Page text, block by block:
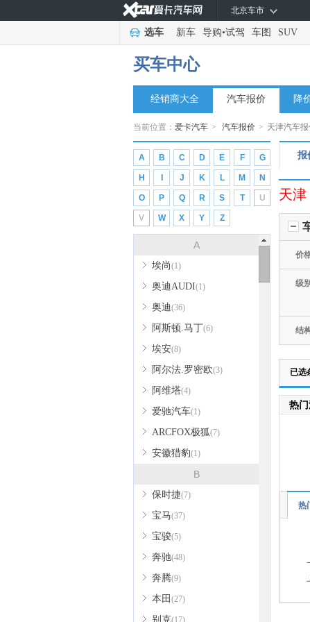
北京车市
选车 新车 导购•试驾 车图 SUV
买车中心
经销商大全 汽车报价 降
当前位置： 爱卡汽车 > 汽车报价 > 天津汽车报
A B C D E F G
H J K L M N
O P Q R S T U
V W X Y Z
A
埃尚(1)
奥迪AUDI(1)
奥迪(36)
阿斯顿.马丁(6)
埃安(8)
阿尔法.罗密欧(3)
阿维塔(4)
爱驰汽车(1)
ARCFOX极狐(7)
安徽猎豹(1)
B
保时捷(7)
宝马(37)
宝骏(5)
奔驰(48)
奔腾(9)
本田 (27)
别克(17)
报
天津
价
级别
结
已选
热
热